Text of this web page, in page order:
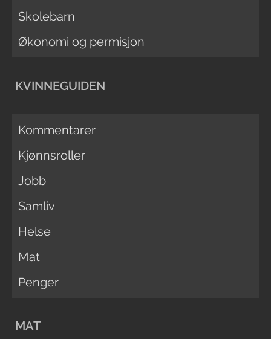
Skolebarn
Økonomi og permisjon
KVINNEGUIDEN
Kommentarer
Kjønnsroller
Jobb
Samliv
Helse
Mat
Penger
MAT